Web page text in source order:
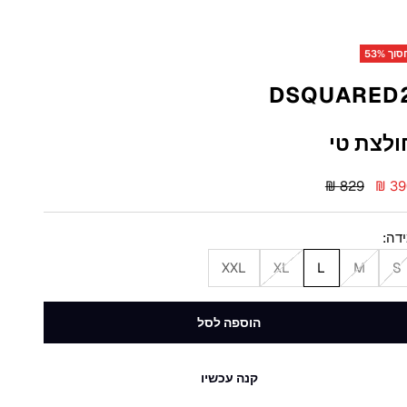
53%
טי
מבצעמחיר רגיל
829 ₪
S
M
L
XL
XXL
הוספה לסל
קנה עכשיו